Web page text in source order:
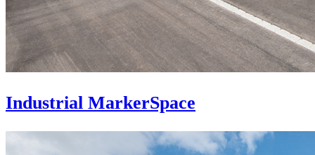
Industrial MarkerSpace